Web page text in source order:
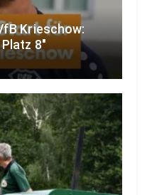
Krieschow:
8″